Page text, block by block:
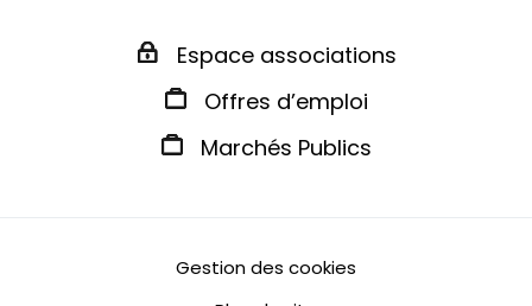
Espace associations
Offres d’emploi
Marchés Publics
Gestion des cookies